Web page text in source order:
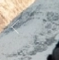
Previous